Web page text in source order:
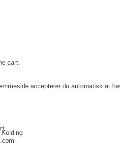
cart.
accepterer du automatisk at